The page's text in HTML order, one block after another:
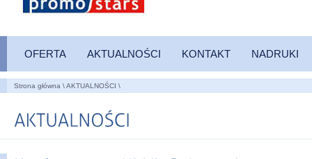
OFERTA AKTUALNOŚCI KONTAKT NADRUKI
Strona główna \AKTUALNOŚCI \